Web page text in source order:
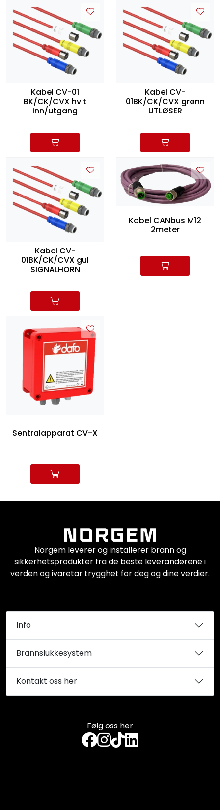
Kabel CV-01
BK/CK/CVX hvit
inn/utgang
Kabel CV-
01BK/CK/CVX grønn
UTLØSER
Kabel CV-
01BK/CK/CVX gul
SIGNALHORN
Kabel CANbus M12
2meter
Sentralapparat CV-X
Følg oss her
Norgem leverer og installerer brann og
sikkerhetsprodukter fra de beste leverandørene i
verden og ivaretar trygghet for deg og dine verdier.
Info
Brannslukkesystem
Kontakt oss her